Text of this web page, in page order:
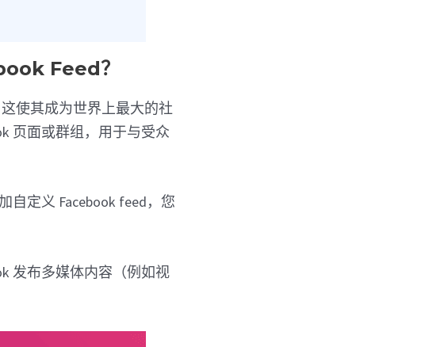
Feed？
使其成为世界上最大的社
页面或群组，用于与受众
自定义 Facebook feed，您
发布多媒体内容（例如视